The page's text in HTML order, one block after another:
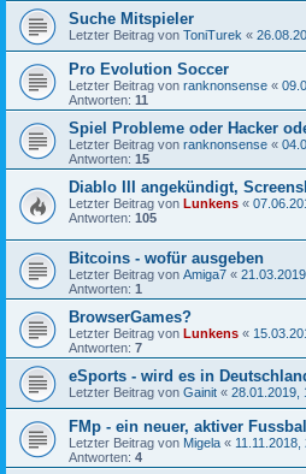
Suche Mitspieler
Letzter Beitrag von ToniTurek «
Pro Evolution Soccer
Letzter Beitrag von ranknonsense «
Antworten: 11
Spiel Probleme oder Hacker
Letzter Beitrag von ranknonsense «
Antworten: 15
Diablo III angekündigt,
Letzter Beitrag von Lunkens «
Antworten: 105
Bitcoins - wofür ausgeben
Letzter Beitrag von Amiga7 «
Antworten: 1
BrowserGames?
Letzter Beitrag von Lunkens «
Antworten: 7
eSports - wird es in
Letzter Beitrag von Gainit « 28.01.2019,
FMp - ein neuer, aktiver
Letzter Beitrag von Migela « 11.11.2018,
Antworten: 4